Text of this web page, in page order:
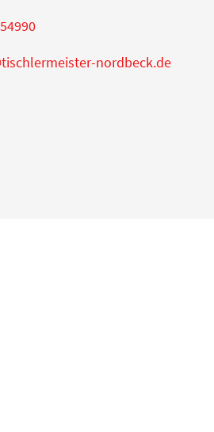
nordbeck.de